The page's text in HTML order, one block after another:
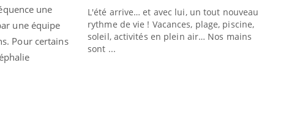
une
une équipe
Pour certains
diabète de type 2
chez les
les soignants.
L'été arrive… et avec lui, un tout nouveau
rythme de vie ! Vacances, plage, piscine,
soleil, activités en plein air… Nos mains
sont ...